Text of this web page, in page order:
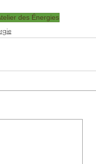
des Énergies